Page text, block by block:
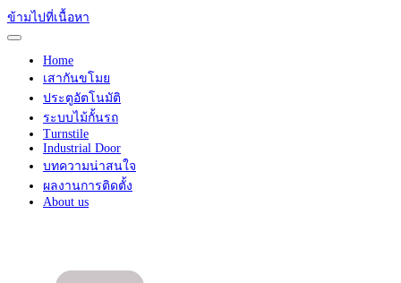
ข้ามไปที่เนื้อหา
Home
เสากันขโมย
ประตูอัตโนมัติ
ระบบไม้กั้นรถ
Turnstile
Industrial Door
บทความน่าสนใจ
ผลงานการติดตั้ง
About us